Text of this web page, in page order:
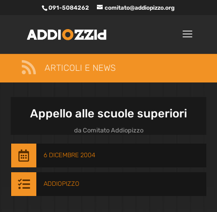
091-5084262 comitato@addiopizzo.org
 ARTICOLI E NEWS
Appello alle scuole superiori
da Comitato Addiopizzo
 6 DICEMBRE 2004
 ADDIOPIZZO